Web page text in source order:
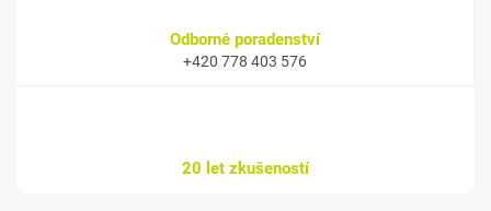
Odborné poradenství
+420 778 403 576
20 let zkušeností